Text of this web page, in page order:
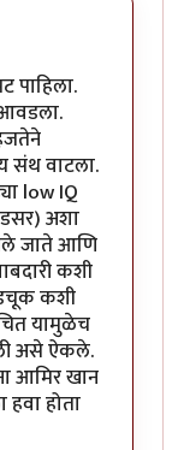
पाहिला.
संथ वाटला.
low IQ
अशा
जाते आणि
कशी
कशी
यामुळेच
असे ऐकले.
आमिर खान
होता